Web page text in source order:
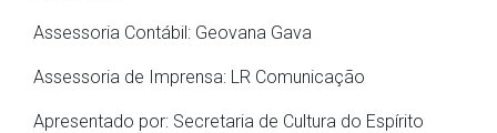
Assessoria Contábil: Geovana Gava
Assessoria de Imprensa: LR Comunicação
Apresentado por: Secretaria de Cultura do Espírito